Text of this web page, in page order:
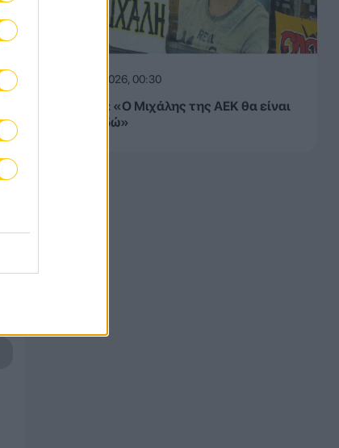
08.08.2026, 00:30
ΠΑΕ ΑΕΚ: «Ο Μιχάλης της ΑΕΚ θα είναι
πάντα εδώ»